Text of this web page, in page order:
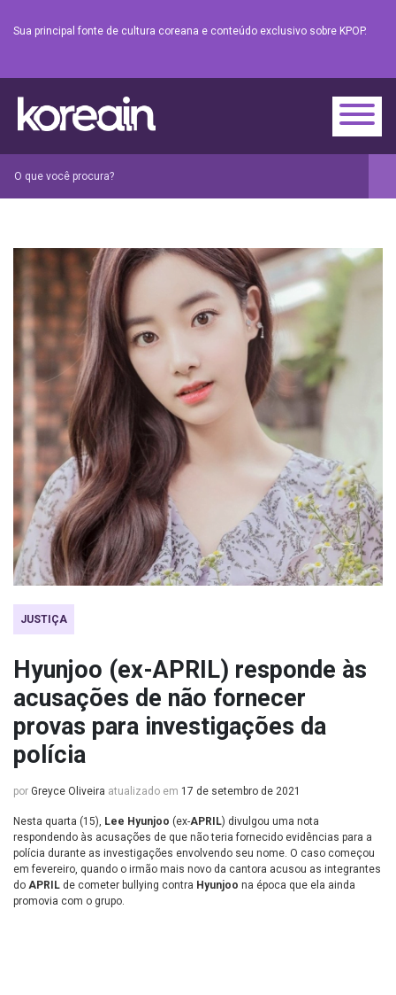
Sua principal fonte de cultura coreana e conteúdo exclusivo sobre KPOP.
JUSTIÇA
Hyunjoo (ex-APRIL) responde às
acusações de não fornecer
provas para investigações da
polícia
por Greyce Oliveira atualizado em 17 de setembro de 2021
Nesta quarta (15), Lee Hyunjoo (ex-APRIL) divulgou uma nota
respondendo às acusações de que não teria fornecido evidências para a
polícia durante as investigações envolvendo seu nome. O caso começou
em fevereiro, quando o irmão mais novo da cantora acusou as integrantes
do APRIL de cometer bullying contra Hyunjoo na época que ela ainda
promovia com o grupo.